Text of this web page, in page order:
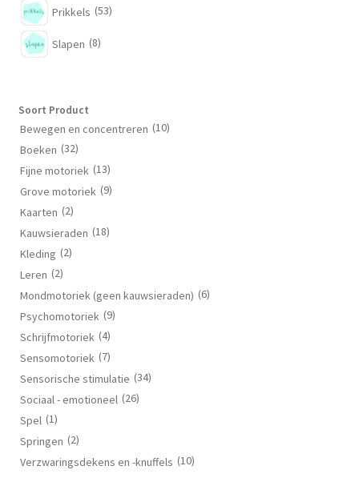
Prikkels (53)
Slapen (8)
Soort Product
Bewegen en concentreren (10)
Boeken (32)
Fijne motoriek (13)
Grove motoriek (9)
Kaarten (2)
Kauwsieraden (18)
Kleding (2)
Leren (2)
Mondmotoriek (geen kauwsieraden) (6)
Psychomotoriek (9)
Schrijfmotoriek (4)
Sensomotoriek (7)
Sensorische stimulatie (34)
Sociaal - emotioneel (26)
Spel (1)
Springen (2)
Verzwaringsdekens en -knuffels (10)